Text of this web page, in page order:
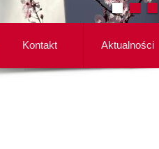
Kontakt Aktualności